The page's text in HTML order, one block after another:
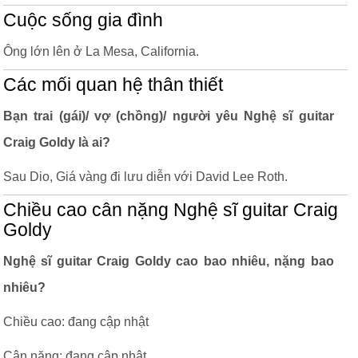
Cuộc sống gia đình
Ông lớn lên ở La Mesa, California.
Các mối quan hệ thân thiết
Bạn trai (gái)/ vợ (chồng)/ người yêu Nghệ sĩ guitar
Craig Goldy là ai?
Sau Dio, Giá vàng đi lưu diễn với David Lee Roth.
Chiều cao cân nặng Nghệ sĩ guitar Craig
Goldy
Nghệ sĩ guitar Craig Goldy cao bao nhiêu, nặng bao
nhiêu?
Chiều cao: đang cập nhật